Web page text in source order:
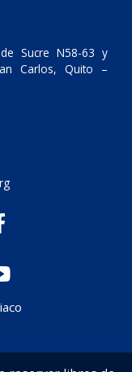
Sucre N58-63 y
Carlos, Quito –